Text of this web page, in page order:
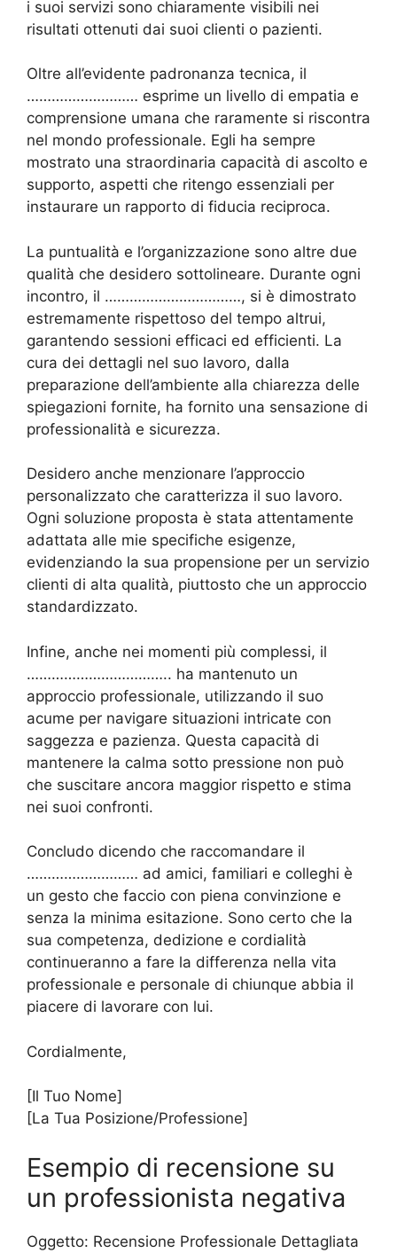
i suoi servizi sono chiaramente visibili nei
risultati ottenuti dai suoi clienti o pazienti.
Oltre all’evidente padronanza tecnica, il
……………………… esprime un livello di empatia e
comprensione umana che raramente si riscontra
nel mondo professionale. Egli ha sempre
mostrato una straordinaria capacità di ascolto e
supporto, aspetti che ritengo essenziali per
instaurare un rapporto di fiducia reciproca.
La puntualità e l’organizzazione sono altre due
qualità che desidero sottolineare. Durante ogni
incontro, il ……………………………, si è dimostrato
estremamente rispettoso del tempo altrui,
garantendo sessioni efficaci ed efficienti. La
cura dei dettagli nel suo lavoro, dalla
preparazione dell’ambiente alla chiarezza delle
spiegazioni fornite, ha fornito una sensazione di
professionalità e sicurezza.
Desidero anche menzionare l’approccio
personalizzato che caratterizza il suo lavoro.
Ogni soluzione proposta è stata attentamente
adattata alle mie specifiche esigenze,
evidenziando la sua propensione per un servizio
clienti di alta qualità, piuttosto che un approccio
standardizzato.
Infine, anche nei momenti più complessi, il
…………………………….. ha mantenuto un
approccio professionale, utilizzando il suo
acume per navigare situazioni intricate con
saggezza e pazienza. Questa capacità di
mantenere la calma sotto pressione non può
che suscitare ancora maggior rispetto e stima
nei suoi confronti.
Concludo dicendo che raccomandare il
……………………… ad amici, familiari e colleghi è
un gesto che faccio con piena convinzione e
senza la minima esitazione. Sono certo che la
sua competenza, dedizione e cordialità
continueranno a fare la differenza nella vita
professionale e personale di chiunque abbia il
piacere di lavorare con lui.
Cordialmente,
[Il Tuo Nome]
[La Tua Posizione/Professione]
Esempio di recensione su
un professionista negativa
Oggetto: Recensione Professionale Dettagliata